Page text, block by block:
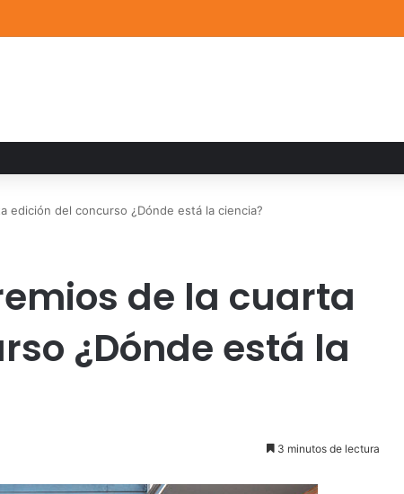
familiar marca el cierre del Curso de Verano de Escuelas Aztecas
edición del concurso ¿Dónde está la ciencia?
de la cuarta
¿Dónde está la
3 minutos de lectura